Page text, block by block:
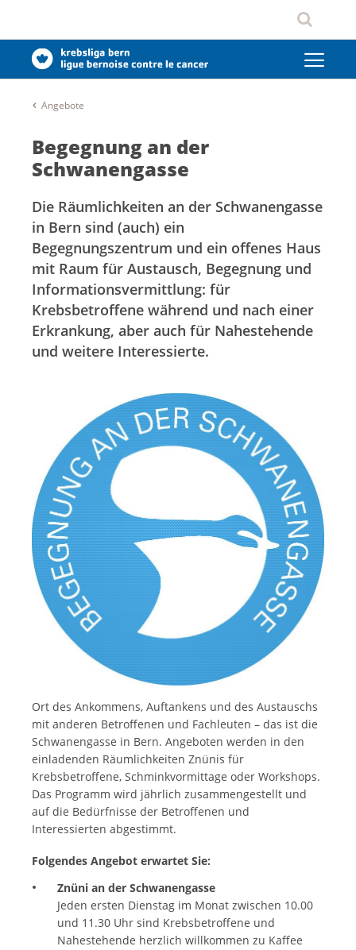
Angebote
Begegnung an der
Schwanengasse
Die Räumlichkeiten an der Schwanengasse
in Bern sind (auch) ein
Begegnungszentrum und ein offenes Haus
mit Raum für Austausch, Begegnung und
Informationsvermittlung: für
Krebsbetroffene während und nach einer
Erkrankung, aber auch für Nahestehende
und weitere Interessierte.
Ort des Ankommens, Auftankens und des Austauschs
mit anderen Betroffenen und Fachleuten – das ist die
Schwanengasse in Bern. Angeboten werden in den
einladenden Räumlichkeiten Znünis für
Krebsbetroffene, Schminkvormittage oder Workshops.
Das Programm wird jährlich zusammengestellt und
auf die Bedürfnisse der Betroffenen und
Interessierten abgestimmt.
Folgendes Angebot erwartet Sie:
Znüni an der Schwanengasse
Jeden ersten Dienstag im Monat zwischen 10.00
und 11.30 Uhr sind Krebsbetroffene und
Nahestehende herzlich willkommen zu Kaffee